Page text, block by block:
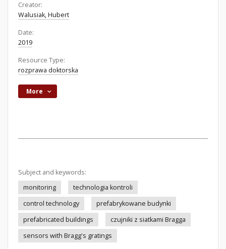
Creator:
Walusiak, Hubert
Date:
2019
Resource Type:
rozprawa doktorska
More
Subject and keywords:
monitoring
technologia kontroli
control technology
prefabrykowane budynki
prefabricated buildings
czujniki z siatkami Bragga
sensors with Bragg's gratings